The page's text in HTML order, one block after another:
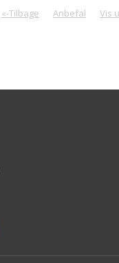
«-Tilbage Anbefal Vis